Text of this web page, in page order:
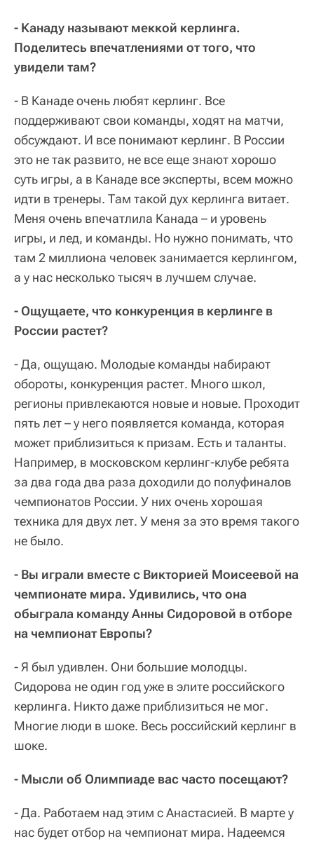
- Канаду называют меккой керлинга.
Поделитесь впечатлениями от того, что
увидели там?
- В Канаде очень любят керлинг. Все
поддерживают свои команды, ходят на матчи,
обсуждают. И все понимают керлинг. В России
это не так развито, не все еще знают хорошо
суть игры, а в Канаде все эксперты, всем можно
идти в тренеры. Там такой дух керлинга витает.
Меня очень впечатлила Канада – и уровень
игры, и лед, и команды. Но нужно понимать, что
там 2 миллиона человек занимается керлингом,
а у нас несколько тысяч в лучшем случае.
- Ощущаете, что конкуренция в керлинге в
России растет?
- Да, ощущаю. Молодые команды набирают
обороты, конкуренция растет. Много школ,
регионы привлекаются новые и новые. Проходит
пять лет – у него появляется команда, которая
может приблизиться к призам. Есть и таланты.
Например, в московском керлинг-клубе ребята
за два года два раза доходили до полуфиналов
чемпионатов России. У них очень хорошая
техника для двух лет. У меня за это время такого
не было.
- Вы играли вместе с Викторией Моисеевой на
чемпионате мира. Удивились, что она
обыграла команду Анны Сидоровой в отборе
на чемпионат Европы?
- Я был удивлен. Они большие молодцы.
Сидорова не один год уже в элите российского
керлинга. Никто даже приблизиться не мог.
Многие люди в шоке. Весь российский керлинг в
шоке.
- Мысли об Олимпиаде вас часто посещают?
- Да. Работаем над этим с Анастасией. В марте у
нас будет отбор на чемпионат мира. Надеемся